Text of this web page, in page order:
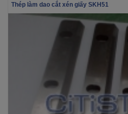
Thép làm dao cắt xén giấy SKH51